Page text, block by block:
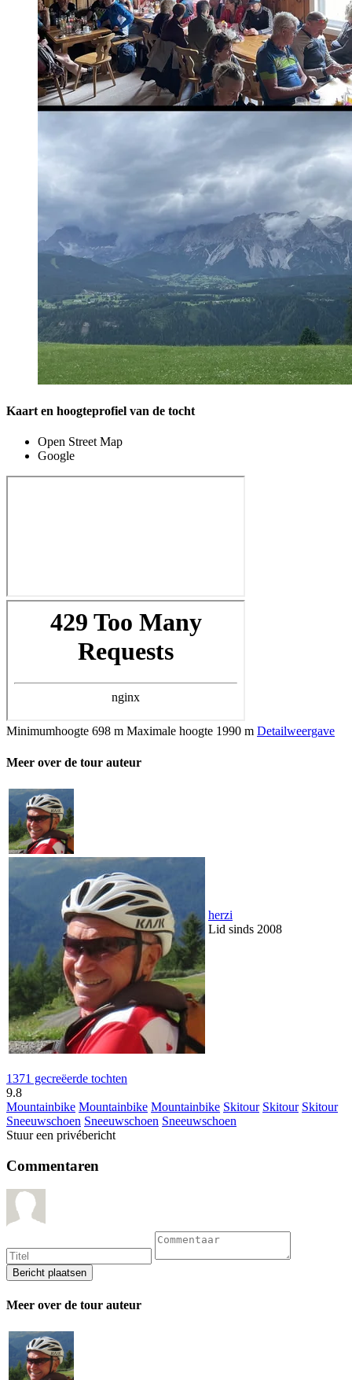
Kaart en hoogteprofiel van de tocht
Open Street Map
Google
Minimumhoogte 698 m Maximale hoogte 1990 m Detailweergave
Meer over de tour auteur
herzi
Lid sinds 2008
1371 gecreëerde tochten
9.8
Mountainbike Mountainbike Mountainbike Skitour Skitour Skitour
Sneeuwschoen Sneeuwschoen Sneeuwschoen
Stuur een privébericht
Commentaren
Meer over de tour auteur